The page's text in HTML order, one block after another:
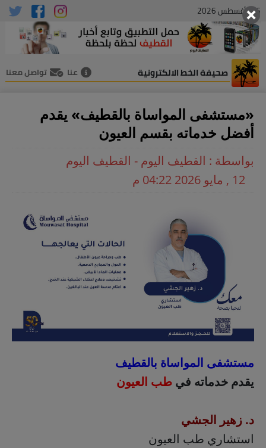
06 , أغسطس 2026
صحيفة الخط الالكترونية عنا تواصل معنا
«مستشفى المواساة بالقطيف» يقدم
أفضل خدماته بقسم العيون
بواسطة : القطيف اليوم - القطيف اليوم
12 , مايو 2026 04:22 م
مستشفى المواساة بالقطيف
يقدم خدماته في طب العيون
د. زهير الجشي
استشاري طب العيون